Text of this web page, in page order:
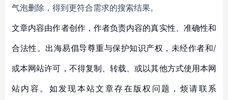
气泡删除，得到更符合需求的搜索结果。
文章内容由作者创作，作者负责内容的真实性、准确性和
合法性。出海易倡导尊重与保护知识产权，未经作者和/
或本网站许可，不得复制、转载、或以其他方式使用本网
站内容。如发现本站文章存在版权问题，烦请联系